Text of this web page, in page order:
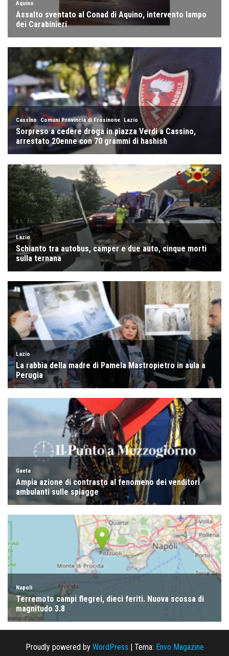
Proudly powered by WordPress | Tema: Envo Magazine